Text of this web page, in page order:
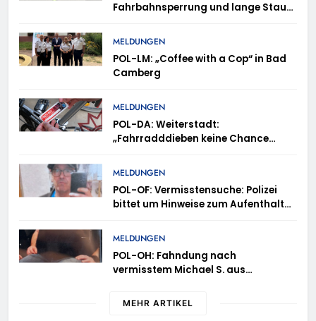
Fahrbahnsperrung und lange Staus
MELDUNGEN
POL-LM: „Coffee with a Cop“ in Bad
Camberg
MELDUNGEN
POL-DA: Weiterstadt:
„Fahrradddieben keine Chance
Anmeldung erforderlich
MELDUNGEN
POL-OF: Vermisstensuche: Polizei
bittet um Hinweise zum Aufenthalt
MELDUNGEN
POL-OH: Fahndung nach
vermisstem Michael S. aus
MEHR ARTIKEL